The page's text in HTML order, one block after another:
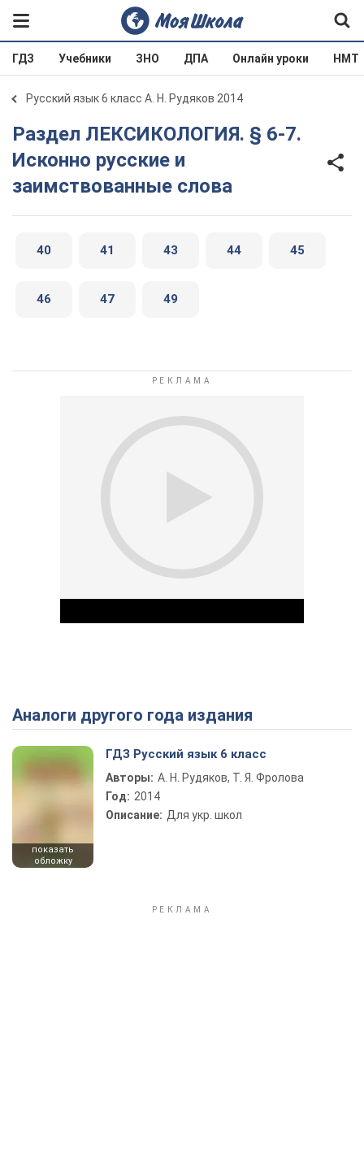
ГДЗ Учебники ЗНО ДПА Онлайн уроки НМТ
Русский язык 6 класс А. Н. Рудяков 2014
Раздел ЛЕКСИКОЛОГИЯ. § 6-7.
Исконно русские и
заимствованные слова
40 41 43 44 45
46 47 49
Play Video
Аналоги другого года издания
показать
обложку
ГДЗ Русский язык 6 класс
Авторы: А. Н. Рудяков, Т. Я. Фролова
Год: 2014
Описание: Для укр. школ